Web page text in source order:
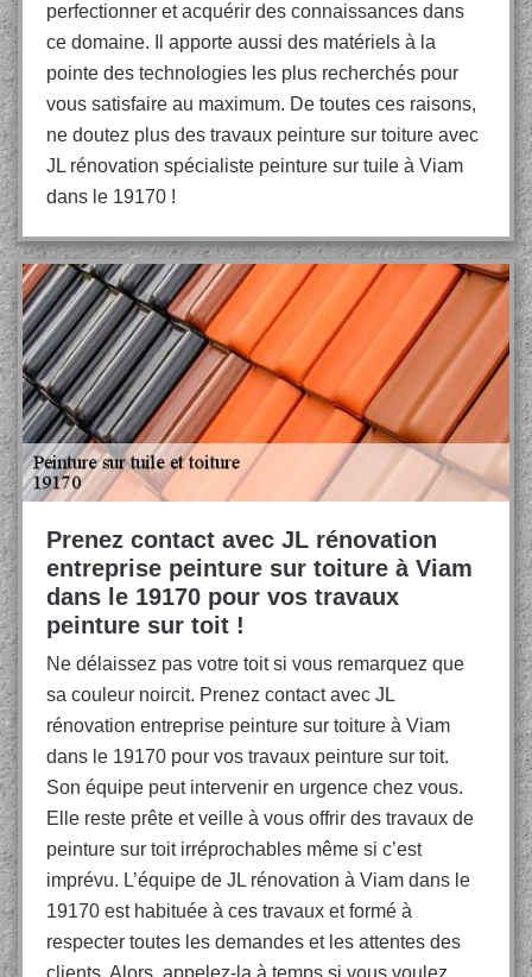
perfectionner et acquérir des connaissances dans
ce domaine. Il apporte aussi des matériels à la
pointe des technologies les plus recherchés pour
vous satisfaire au maximum. De toutes ces raisons,
ne doutez plus des travaux peinture sur toiture avec
JL rénovation spécialiste peinture sur tuile à Viam
dans le 19170 !
Prenez contact avec JL rénovation
entreprise peinture sur toiture à Viam
dans le 19170 pour vos travaux
peinture sur toit !
Ne délaissez pas votre toit si vous remarquez que
sa couleur noircit. Prenez contact avec JL
rénovation entreprise peinture sur toiture à Viam
dans le 19170 pour vos travaux peinture sur toit.
Son équipe peut intervenir en urgence chez vous.
Elle reste prête et veille à vous offrir des travaux de
peinture sur toit irréprochables même si c’est
imprévu. L’équipe de JL rénovation à Viam dans le
19170 est habituée à ces travaux et formé à
respecter toutes les demandes et les attentes des
clients. Alors, appelez-la à temps si vous voulez